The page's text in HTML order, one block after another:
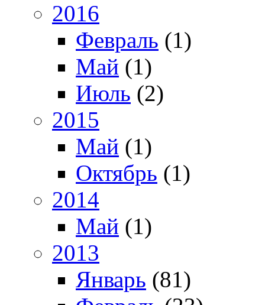
2016
Февраль (1)
Май (1)
Июль (2)
2015
Май (1)
Октябрь (1)
2014
Май (1)
2013
Январь (81)